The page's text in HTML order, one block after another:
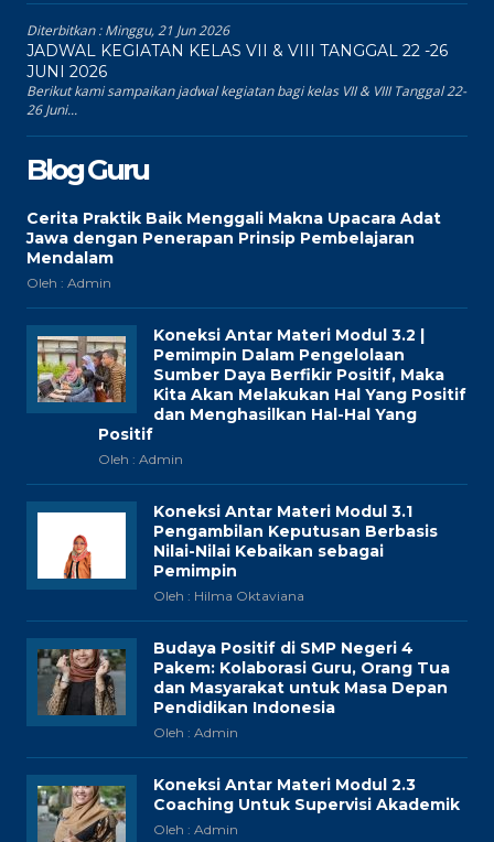
Diterbitkan :Minggu, 21 Jun 2026
JADWAL KEGIATAN KELAS VII & VIII TANGGAL 22 -26
JUNI 2026
Berikut kami sampaikan jadwal kegiatan bagi kelas VII & VIII Tanggal 22-
26 Juni...
Blog Guru
Cerita Praktik Baik Menggali Makna Upacara Adat
Jawa dengan Penerapan Prinsip Pembelajaran
Mendalam
Oleh : Admin
Koneksi Antar Materi Modul 3.2 |
Pemimpin Dalam Pengelolaan
Sumber Daya Berfikir Positif, Maka
Kita Akan Melakukan Hal Yang Positif
dan Menghasilkan Hal-Hal Yang
Positif
Oleh : Admin
Koneksi Antar Materi Modul 3.1
Pengambilan Keputusan Berbasis
Nilai-Nilai Kebaikan sebagai
Pemimpin
Oleh : Hilma Oktaviana
Budaya Positif di SMP Negeri 4
Pakem: Kolaborasi Guru, Orang Tua
dan Masyarakat untuk Masa Depan
Pendidikan Indonesia
Oleh : Admin
Koneksi Antar Materi Modul 2.3
Coaching Untuk Supervisi Akademik
Oleh : Admin